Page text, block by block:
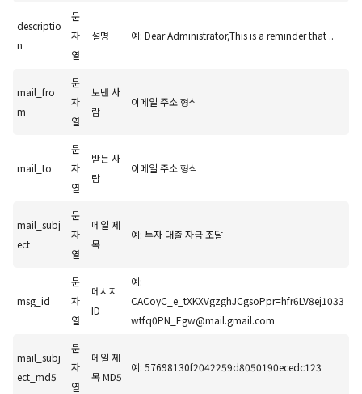
descriptio
n
문
자
열
설명 예: Dear Administrator,This is a reminder that ..
mail_fro
m
문
자
열
보낸 사
람
이메일 주소 형식
mail_to
문
자
열
받는 사
람
이메일 주소 형식
mail_subj
ect
문
자
열
메일 제
목
예: 투자 대출 자금 조달
msg_id
문
자
열
메시지
ID
예:
CACoyC_e_tXKXVgzghJCgsoPpr=hfr6LV8ej1033
wtfq0PN_Egw@mail.gmail.com
mail_subj
ect_md5
문
자
열
메일 제
목 MD5
예: 57698130f2042259d8050190ecedc123